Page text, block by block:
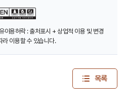
이용허락 : 출처표시 + 상업적 이용 및 변경
라 이용할 수 있습니다.
목록